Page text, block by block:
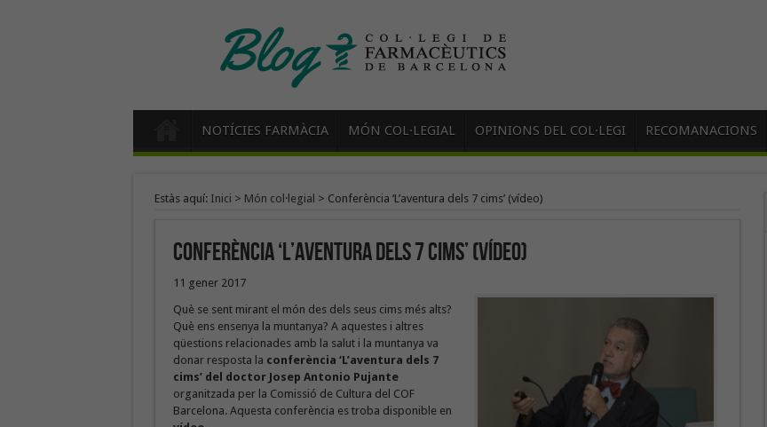
NOTÍCIES FARMÀCIA MÓN COL·LEGIAL OPINIONS DEL COL·LEGI RECOMANACIONS
Estàs aquí: Inici > Món col·legial > Conferència ‘L’aventura dels 7 cims’ (vídeo)
Conferència ‘L’aventura dels 7 cims’ (vídeo)
11 gener 2017
Què se sent mirant el món des dels seus cims més alts?
Què ens ensenya la muntanya? A aquestes i altres
qüestions relacionades amb la salut i la muntanya va
donar resposta la conferència ‘L’aventura dels 7
cims’ del doctor Josep Antonio Pujante
organitzada per la Comissió de Cultura del COF
Barcelona. Aquesta conferència es troba disponible en